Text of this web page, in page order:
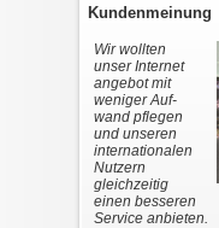
Kundenmeinung
Wir wollten
unser Internet
angebot mit
weniger Auf-
wand pflegen
und unseren
internationalen
Nutzern
gleichzeitig
einen besseren
Service anbieten.